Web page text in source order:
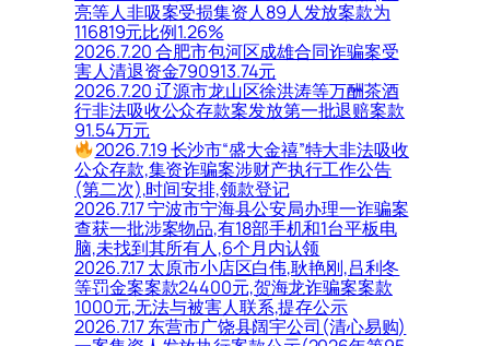
亮等人非吸案受损集资人89人发放案款为
116819元比例1.26%
2026.7.20 合肥市包河区成雄合同诈骗案受
害人清退资金790913.74元
2026.7.20 辽源市龙山区徐洪涛等万酬茶酒
行非法吸收公众存款案发放第一批退赔案款
91.54万元
2026.7.19 长沙市“盛大金禧”特大非法吸收
公众存款,集资诈骗案涉财产执行工作公告
(第二次),时间安排,领款登记
2026.7.17 宁波市宁海县公安局办理一诈骗案
查获一批涉案物品,有18部手机和1台平板电
脑,未找到其所有人,6个月内认领
2026.7.17 太原市小店区白伟,耿艳刚,吕利冬
等罚金案案款24400元,贺海龙诈骗案案款
1000元,无法与被害人联系,提存公示
2026.7.17 东营市广饶县阔宇公司(清心易购)